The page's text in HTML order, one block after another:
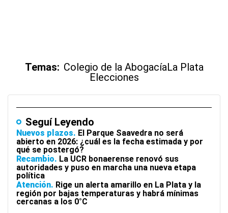
Temas: Colegio de la AbogacíaLa Plata
Elecciones
Seguí Leyendo
Nuevos plazos El Parque Saavedra no será
abierto en 2026: ¿cuál es la fecha estimada y por
qué se postergó?
Recambio La UCR bonaerense renovó sus
autoridades y puso en marcha una nueva etapa
política
Atención Rige un alerta amarillo en La Plata y la
región por bajas temperaturas y habrá mínimas
cercanas a los 0°C